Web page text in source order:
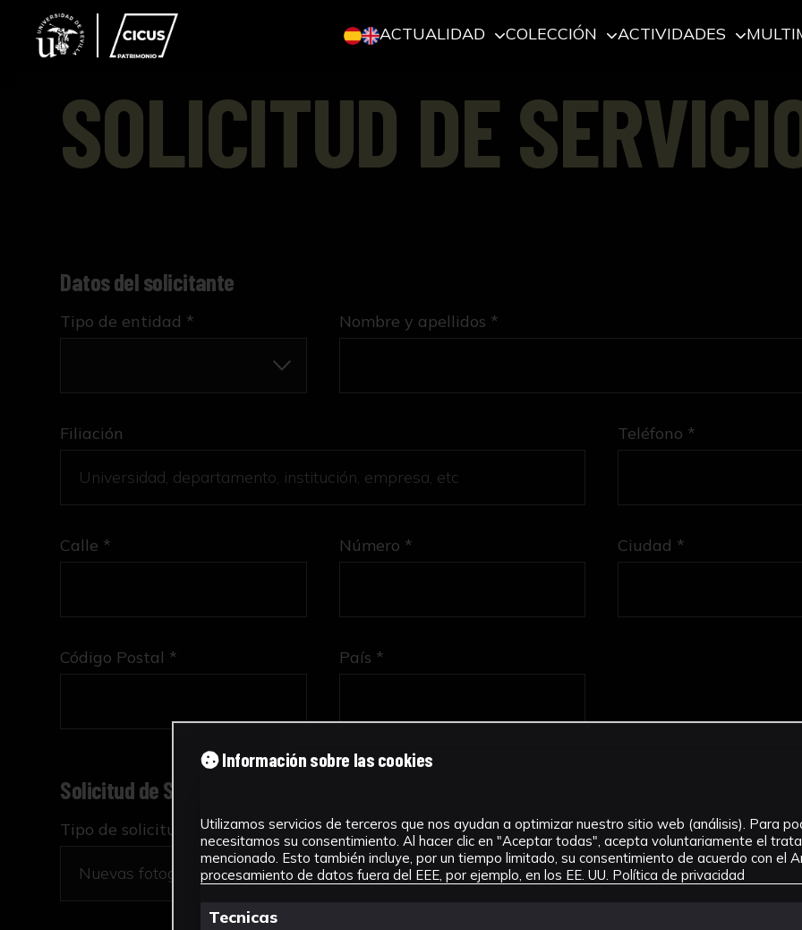
ACTUALIDAD COLECCIÓN ACTIVIDADES
SOLICITUD DE
Datos del solicitante
Tipo de entidad * Nombre y apellidos *
Filiación Teléfono *
Calle * Número * Ciudad *
Código Postal * País *
Solicitud de Servicio
Tipo de solicitud *
Información sobre las cookies
Utilizamos servicios de terceros que nos ayudan a optimizar nuestro sitio web (análisis). Para
necesitamos su consentimiento. Al hacer clic en "Aceptar todas", acepta voluntariamente el
mencionado. Esto también incluye, por un tiempo limitado, su consentimiento de acuerdo con el
procesamiento de datos fuera del EEE, por ejemplo, en los EE. UU. Política de privacidad
Tecnicas